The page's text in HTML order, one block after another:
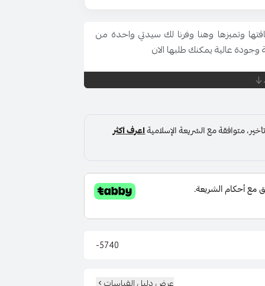
وتميزها وهنا وفرنا لك سيدتي واحدة من
عالية يمكنك طلبها الان
5740-